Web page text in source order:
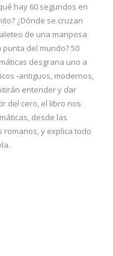
hay 60 segundos en
¿Dónde se cruzan
de una mariposa
del mundo? 50
desgrana uno a
-antiguos, modernos,
entender y dar
del cero, el libro nos
desde las
y explica todo